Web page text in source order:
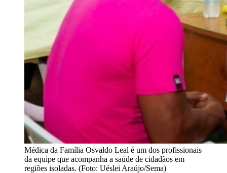
Médica da Família Osvaldo Leal é um dos profissionais
da equipe que acompanha a saúde de cidadãos em
regiões isoladas. (Foto: Uéslei Araújo/Sema)